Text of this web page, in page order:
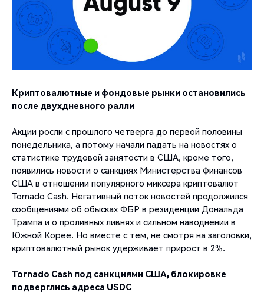
Криптовалютные и фондовые рынки остановились
после двухдневного ралли
Акции росли с прошлого четверга до первой половины
понедельника, а потому начали падать на новостях о
статистике трудовой занятости в США, кроме того,
появились новости о санкциях Министерства финансов
США в отношении популярного миксера криптовалют
Tornado Cash. Негативный поток новостей продолжился
сообщениями об обысках ФБР в резиденции Дональда
Трампа и о проливных ливнях и сильном наводнении в
Южной Корее. Но вместе с тем, не смотря на заголовки,
криптовалютный рынок удерживает прирост в 2%.
Tornado Cash под санкциями США, блокировке
подверглись адреса USDC